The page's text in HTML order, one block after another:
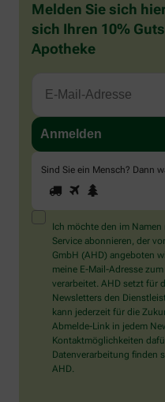
Melden Sie sich
sich Ihren 10%
Apotheke
Sind Sie ein Mensch? Dann
Sind
Sie
ein
Mensch?
Dann
wählen
Sie
bitte
den
Baum.
1 2
Ich möchte den im
Service abonnieren, der
GmbH (AHD) angeboten
meine E-Mail-Adresse
verarbeitet. AHD setzt für
Newsletters den
kann jederzeit für die
Abmelde-Link in jedem
Kontaktmöglichkeiten
Datenverarbeitung finden
AHD.